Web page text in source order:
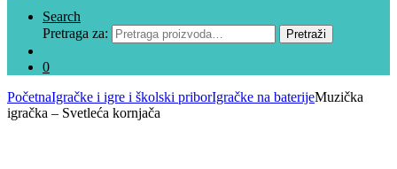
Search
Pretraga za:
Pretraži
0
PočetnaIgračke i igre i školski priborIgračke na baterijeMuzička
igračka – Svetleća kornjača